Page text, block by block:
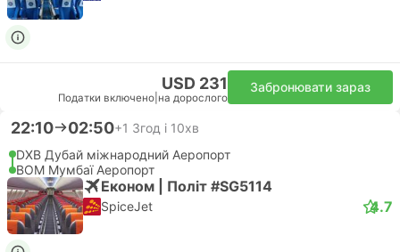
USD 231
Податки включено на дорослого
Забронювати зараз
22:10 02:50+1 3год і 10хв
DXB Дубай міжнародний Аеропорт
BOM Мумбаї Аеропорт
Економ | Політ #SG5114
SpiceJet 4.7